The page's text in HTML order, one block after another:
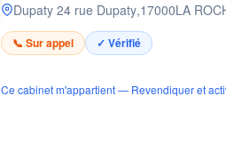
Dupaty 24 rue Dupaty,17000LA
📞 Sur appel ✓ Vérifié
Ce cabinet m'appartient — Revendiquer et